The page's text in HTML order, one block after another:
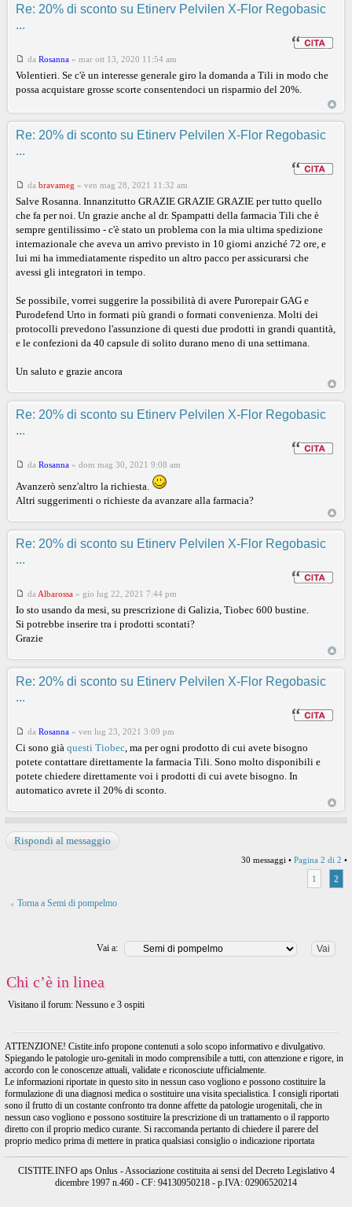
Re: 20% di sconto su Etinerv Pelvilen X-Flor Regobasic
...
da Rosanna » mar ott 13, 2020 11:54 am
Volentieri. Se c'è un interesse generale giro la domanda a Tili in modo che
possa acquistare grosse scorte consentendoci un risparmio del 20%.
Re: 20% di sconto su Etinerv Pelvilen X-Flor Regobasic
...
da bravameg » ven mag 28, 2021 11:32 am
Salve Rosanna. Innanzitutto GRAZIE GRAZIE GRAZIE per tutto quello
che fa per noi. Un grazie anche al dr. Spampatti della farmacia Tili che è
sempre gentilissimo - c'è stato un problema con la mia ultima spedizione
internazionale che aveva un arrivo previsto in 10 giorni anziché 72 ore, e
lui mi ha immediatamente rispedito un altro pacco per assicurarsi che
avessi gli integratori in tempo.
Se possibile, vorrei suggerire la possibilità di avere Purorepair GAG e
Purodefend Urto in formati più grandi o formati convenienza. Molti dei
protocolli prevedono l'assunzione di questi due prodotti in grandi quantità,
e le confezioni da 40 capsule di solito durano meno di una settimana.
Un saluto e grazie ancora
Re: 20% di sconto su Etinerv Pelvilen X-Flor Regobasic
...
da Rosanna » dom mag 30, 2021 9:08 am
Avanzerò senz'altro la richiesta.
Altri suggerimenti o richieste da avanzare alla farmacia?
Re: 20% di sconto su Etinerv Pelvilen X-Flor Regobasic
...
da Albarossa » gio lug 22, 2021 7:44 pm
Io sto usando da mesi, su prescrizione di Galizia, Tiobec 600 bustine.
Si potrebbe inserire tra i prodotti scontati?
Grazie
Re: 20% di sconto su Etinerv Pelvilen X-Flor Regobasic
...
da Rosanna » ven lug 23, 2021 3:09 pm
Ci sono già questi Tiobec, ma per ogni prodotto di cui avete bisogno
potete contattare direttamente la farmacia Tili. Sono molto disponibili e
potete chiedere direttamente voi i prodotti di cui avete bisogno. In
automatico avrete il 20% di sconto.
Rispondi al messaggio
30 messaggi • Pagina 2 di 2 •
1
2
Torna a Semi di pompelmo
Vai a:
Chi c’è in linea
Visitano il forum: Nessuno e 3 ospiti
ATTENZIONE! Cistite.info propone contenuti a solo scopo informativo e divulgativo.
Spiegando le patologie uro-genitali in modo comprensibile a tutti, con attenzione e rigore, in
accordo con le conoscenze attuali, validate e riconosciute ufficialmente.
Le informazioni riportate in questo sito in nessun caso vogliono e possono costituire la
formulazione di una diagnosi medica o sostituire una visita specialistica. I consigli riportati
sono il frutto di un costante confronto tra donne affette da patologie urogenitali, che in
nessun caso vogliono e possono sostituire la prescrizione di un trattamento o il rapporto
diretto con il proprio medico curante. Si raccomanda pertanto di chiedere il parere del
proprio medico prima di mettere in pratica qualsiasi consiglio o indicazione riportata
CISTITE.INFO aps Onlus - Associazione costituita ai sensi del Decreto Legislativo 4
dicembre 1997 n.460 - CF: 94130950218 - p.IVA: 02906520214